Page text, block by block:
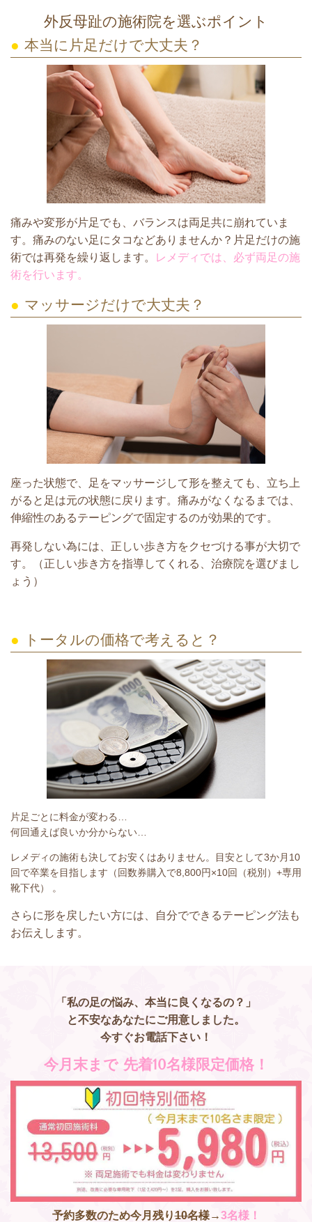
外反母趾の施術院を選ぶポイント
● 本当に片足だけで大丈夫？
痛みや変形が片足でも、バランスは両足共に崩れていま
す。痛みのない足にタコなどありませんか？片足だけの施
術では再発を繰り返します。
レメディでは、必ず両足の施
術を行います。
● マッサージだけで大丈夫？
座った状態で、足をマッサージして形を整えても、立ち上
がると足は元の状態に戻ります。痛みがなくなるまでは、
伸縮性のあるテーピングで固定するのが効果的です。
再発しない為には、正しい歩き方をクセづける事が大切で
す。（正しい歩き方を指導してくれる、治療院を選びまし
ょう）
● トータルの価格で考えると？
片足ごとに料金が変わる…
​何回通えば良いか分からない
レメディの施術も決してお安くはありません。目安として3か月10
回で卒業を目指します（回数券購入で8,800円×10回（税別）+専用
靴下代） 。
さらに形を戻したい方には、自分でできるテーピング法も
お伝えします。
「私の足の悩み、本当に良くなるの？」
と不安なあなたにご用意しました。
今すぐお電話下さい！
今月末まで 先着10名様限定価格！
予約多数のため今月残り10名様→3名様！